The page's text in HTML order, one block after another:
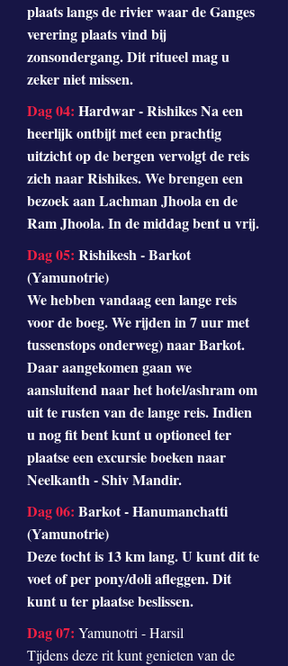
plaats langs de rivier waar de Ganges
verering plaats vind bij
zonsondergang. Dit ritueel mag u
zeker niet missen.
Dag 04: Hardwar - Rishikes Na een
heerlijk ontbijt met een prachtig
uitzicht op de bergen vervolgt de reis
zich naar Rishikes. We brengen een
bezoek aan Lachman Jhoola en de
Ram Jhoola. In de middag bent u vrij.
Dag 05: Rishikesh - Barkot
(Yamunotrie)
We hebben vandaag een lange reis
voor de boeg. We rijden in 7 uur met
tussenstops onderweg) naar Barkot.
Daar aangekomen gaan we
aansluitend naar het hotel/ashram om
uit te rusten van de lange reis. Indien
u nog fit bent kunt u optioneel ter
plaatse een excursie boeken naar
Neelkanth - Shiv Mandir.
Dag 06: Barkot - Hanumanchatti
(Yamunotrie)
Deze tocht is 13 km lang. U kunt dit te
voet of per pony/doli afleggen. Dit
kunt u ter plaatse beslissen.
Dag 07: Yamunotri - Harsil
Tijdens deze rit kunt genieten van de